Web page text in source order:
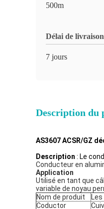
500m
Délai de livraison
7 jours
Description du
AS3607 ACSR/GZ
Description : Le
Conducteur en
Application
Utilisé en tant que
variable de noyau
Nom de produit
Coductor